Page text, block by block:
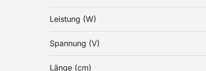
Leistung (W)
Spannung (V)
Länge (cm)